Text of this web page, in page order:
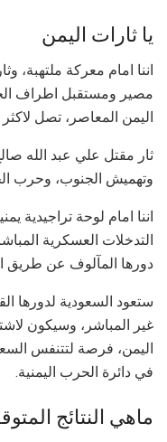
يا ثارات اليمن
اننا امام معركة ملتهبة،
مصير ومستقبل اطراف
اليمن المعاصر، تصل لاكثر من 30
ثار مقتل علي عبد الله
وتهميش الجنوب، وحرب
اننا امام لوحة تراجيدية
التدخلات العسكرية
دورها المآلوف عن طريق
ستعود السعودية لدورها
غير المباشر، وسيكون
اليمن، فرصة لتتنفس
في دائرة الحرب اليمنية.
ماهي النتائج